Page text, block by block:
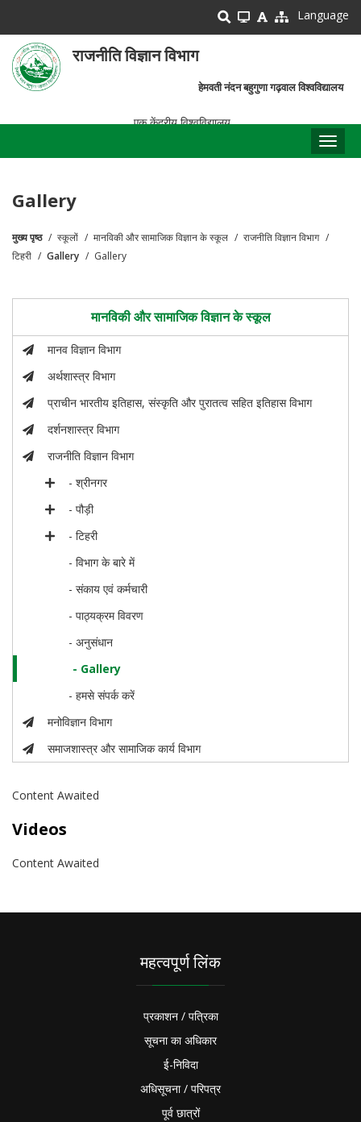
main
content
Language
राजनीति विज्ञान विभाग
हेमवती नंदन बहुगुणा गढ़वाल विश्वविद्यालय
एक केंद्रीय विश्वविद्यालय
Gallery
पग
मुख्य पृष्ठ स्कूलों मानविकी और सामाजिक विज्ञान के स्कूल
राजनीति विज्ञान विभाग
टिहरी
Gallery Gallery
मानविकी और सामाजिक विज्ञान के स्कूल
मानव विज्ञान विभाग
अर्थशास्त्र विभाग
प्राचीन भारतीय इतिहास, संस्कृति और पुरातत्व सहित इतिहास विभाग
दर्शनशास्त्र विभाग
राजनीति विज्ञान विभाग
- श्रीनगर
- पौड़ी
- टिहरी
- विभाग के बारे में
- संकाय एवं कर्मचारी
- पाठ्यक्रम विवरण
- अनुसंधान
- Gallery
- हमसे संपर्क करें
मनोविज्ञान विभाग
समाजशास्त्र और सामाजिक कार्य विभाग
Content Awaited
Videos
Content Awaited
महत्वपूर्ण लिंक
प्रकाशन / पत्रिका
सूचना का अधिकार
ई-निविदा
अधिसूचना / परिपत्र
पूर्व छात्रों